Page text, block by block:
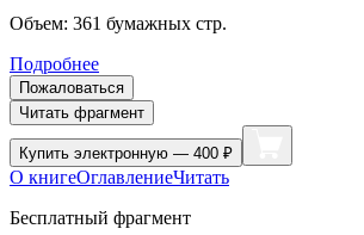
Объем: 361 бумажных стр.
Подробнее
Пожаловаться
Читать фрагмент
Купить электронную — 400 ₽
О книгеОглавлениеЧитать
Бесплатный фрагмент